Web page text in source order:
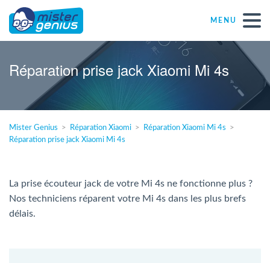
MENU
Réparations – Dépannages
Magasins informatiques toutes marques
Particulier
PME
Réparation prise jack Xiaomi Mi 4s
Mister Genius Réparation Xiaomi
Réparation Xiaomi Mi 4s
Réparation prise jack Xiaomi Mi 4s
La prise écouteur jack de votre Mi 4s ne fonctionne plus ?
Nos techniciens réparent votre Mi 4s dans les plus brefs
délais.